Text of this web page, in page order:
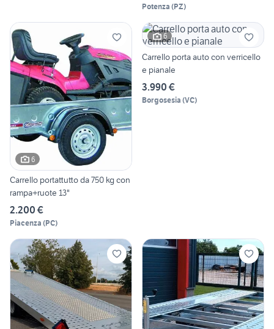
Potenza (PZ)
6
Carrello portattutto da 750 kg con
rampa+ruote 13"
2.200 €
Piacenza (PC)
6
Carrello porta auto con verricello
e pianale
3.990 €
Borgosesia (VC)